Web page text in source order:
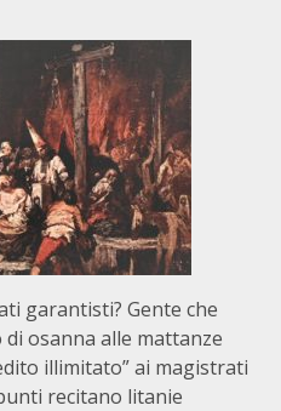
garantisti? Gente che
osanna alle mattanze
illimitato” ai magistrati
recitano litanie